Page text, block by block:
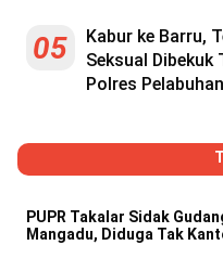
05
Kabur ke Barru,
Seksual Dibekuk
Polres
PUPR Takalar Sidak
Mangadu, Diduga Tak